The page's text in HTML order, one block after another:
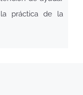
práctica de la